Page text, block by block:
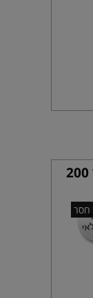
פטריות מואר/ פונגוס שחור 200
חסר